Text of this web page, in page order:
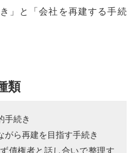
」と「会社を再建する手続
類
手続き
がら再建を目指す手続き
債権者と話し合いで整理す